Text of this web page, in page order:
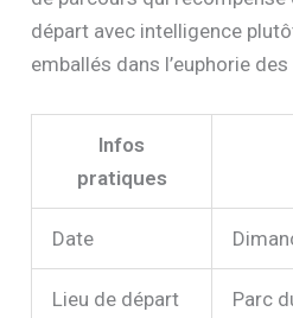
départ avec intelligence
emballés dans l’euphorie
Infos
pratiques
Date
Lieu de départ
Parc